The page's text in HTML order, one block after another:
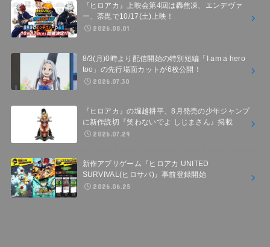
『ヒロアカ』上映会第4回は轟焦凍、エンデヴァ
ー、荼毘で10/17(土)上映！
2026.08.01
8/3(月)0時より配信開始の特別短編「I am a hero
too」の先行場面カットが6枚公開！
2026.07.30
『ヒロアカ』の堀越耕平、8月発売の少年ジャンプ
に新作読切『笑わないでよ しじまさん』掲載
2026.07.29
新作アプリゲーム『ヒロアカ UNITED
SURVIVAL(ヒロサバ)』事前登録開始
2026.06.25